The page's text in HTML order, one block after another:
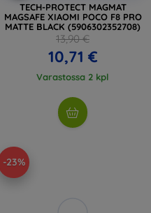
TECH-PROTECT MAGMAT
MAGSAFE XIAOMI POCO F8 PRO
MATTE BLACK (5906302352708)
13,90 €
10,71 €
Varastossa 2 kpl
-23%